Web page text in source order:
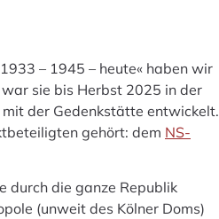
– 1945 – heute« haben wir
sie bis Herbst 2025 in der
der Gedenkstätte entwickelt.
gehört: dem NS-
durch die ganze Republik
(unweit des Kölner Doms)